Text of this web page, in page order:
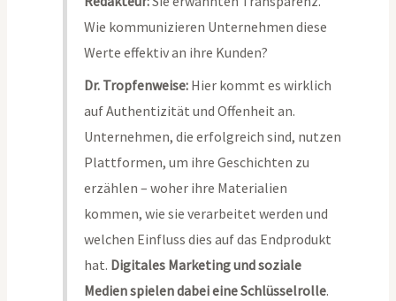
Wie kommunizieren Unternehmen diese
Werte effektiv an ihre Kunden?
Dr. Tropfenweise:Hier kommt es wirklich
auf Authentizität und Offenheit an.
Unternehmen, die erfolgreich sind, nutzen
Plattformen, um ihre Geschichten zu
erzählen – woher ihre Materialien
kommen, wie sie verarbeitet werden und
welchen Einfluss dies auf das Endprodukt
hat. Digitales Marketing und soziale
Medien spielen dabei eine Schlüsselrolle.